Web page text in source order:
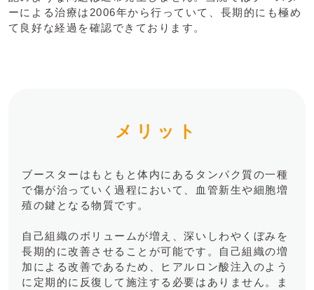
ーによる治療は2006年から行っていて、⻑期的にも極め
て良好な経過を確認できております。
メリット
ブースターはもともと体内にあるタンパク質の一種
で傷が治っていく過程において、血管新生や細胞増
殖の鍵となる物質です。
自己組織のボリュームが増え、深いしわやくぼみを
⻑期的に改善させることが可能です。自己組織の増
加による改善であるため、ヒアルロン酸注入のよう
に定期的に反復して施注する必要はありません。ま